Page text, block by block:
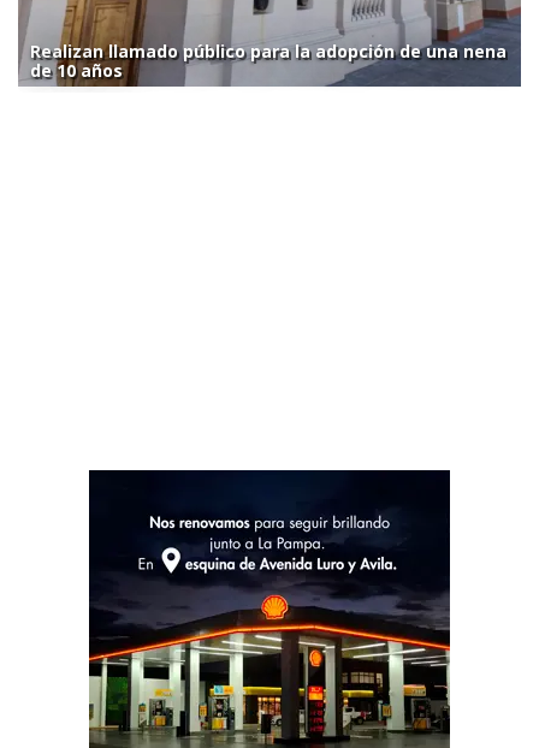
Realizan llamado público para la adopción de una nena
de 10 años